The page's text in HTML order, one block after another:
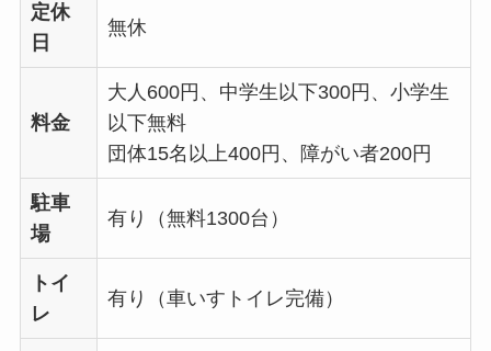
定休
日
無休
料金
大人600円、中学生以下300円、小学生
以下無料
団体15名以上400円、障がい者200円
駐車
場
有り（無料1300台）
トイ
レ
有り（車いすトイレ完備）